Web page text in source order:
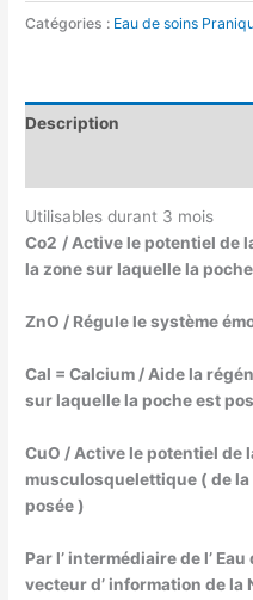
Catégories : Eau de soins
Description
Utilisables durant 3 mois
Co2 / Active le potentiel de
la zone sur laquelle la
ZnO / Régule le système
Cal = Calcium / Aide la
sur laquelle la poche est
CuO / Active le potentiel de
musculosquelettique ( de
posée )
Par l’ intermédiaire de l’
vecteur d’ information de la